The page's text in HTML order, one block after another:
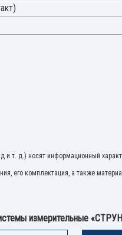
и т. д.) носят информационный
его комплектация, а также
измерительные